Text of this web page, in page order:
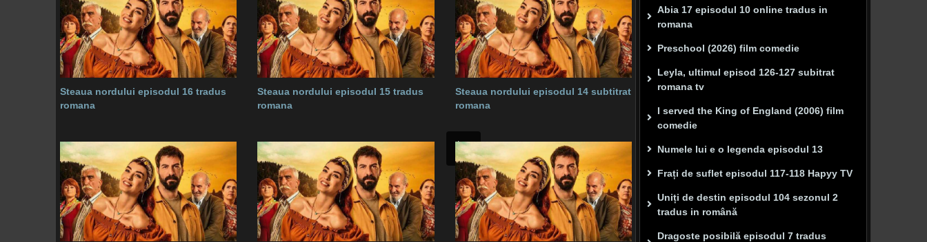
Steaua nordului episodul 16 tradus
romana
Steaua nordului episodul 15 tradus
romana
Steaua nordului episodul 14 subtitrat
romana
Abia 17 episodul 10 online tradus in
romana
Preschool (2026) film comedie
Leyla, ultimul episod 126-127 subitrat
romana tv
I served the King of England (2006) film
comedie
Numele lui e o legenda episodul 13
Frați de suflet episodul 117-118 Hapyy TV
Uniți de destin episodul 104 sezonul 2
tradus in română
Dragoste posibilă episodul 7 tradus